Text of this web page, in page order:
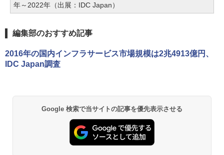
年～2022年（出展：IDC Japan）
編集部のおすすめ記事
2016年の国内インフラサービス市場規模は2兆4913億円、
IDC Japan調査
Google 検索で当サイトの記事を優先表示させる